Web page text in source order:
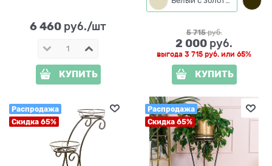
6 460 руб./шт
КУПИТЬ
5 715 руб.
2 000 руб.
выгода 3 715 руб. или 65%
КУПИТЬ
Распродажа
Скидка 65%
Распродажа
Скидка 65%